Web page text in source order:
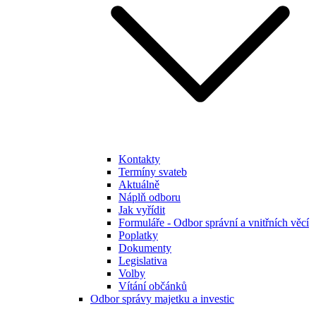
Kontakty
Termíny svateb
Aktuálně
Náplň odboru
Jak vyřídit
Formuláře - Odbor správní a vnitřních věcí
Poplatky
Dokumenty
Legislativa
Volby
Vítání občánků
Odbor správy majetku a investic